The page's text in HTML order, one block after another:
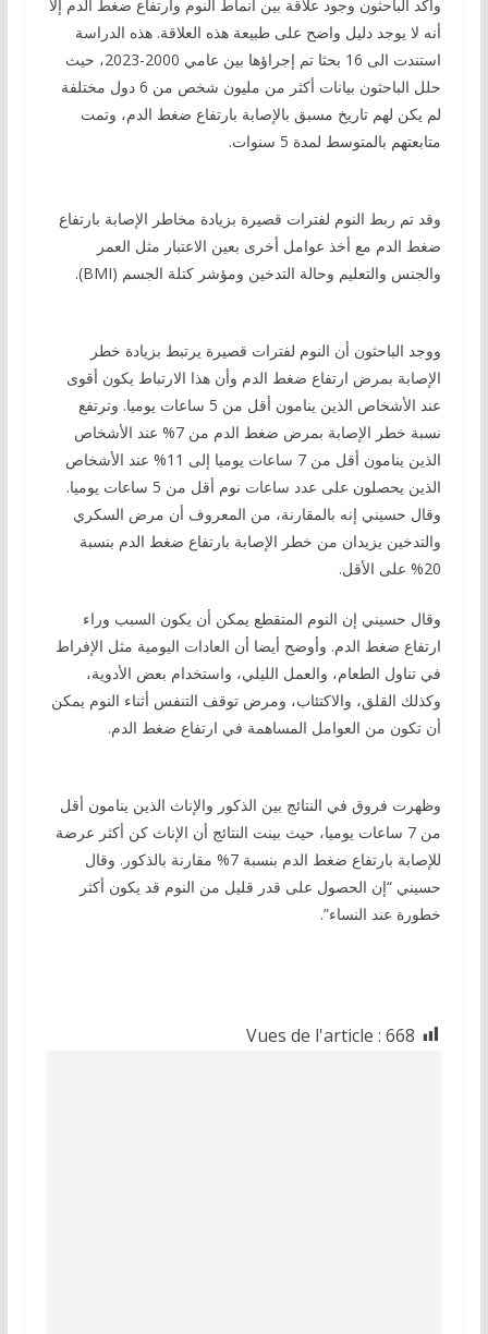
واكد الباحثون وجود علاقة بين أنماط النوم وارتفاع ضغط الدم إلا
أنه لا يوجد دليل واضح على طبيعة هذه العلاقة. هذه الدراسة
استندت الى 16 بحثا تم إجراؤها بين عامي 2000-2023، حيث
حلل الباحثون بيانات أكثر من مليون شخص من 6 دول مختلفة
لم يكن لهم تاريخ مسبق بالإصابة بارتفاع ضغط الدم، وتمت
متابعتهم بالمتوسط لمدة 5 سنوات.
وقد تم ربط النوم لفترات قصيرة بزيادة مخاطر الإصابة بارتفاع
ضغط الدم مع أخذ عوامل أخرى بعين الاعتبار مثل العمر
والجنس والتعليم وحالة التدخين ومؤشر كتلة الجسم (BMI).
ووجد الباحثون أن النوم لفترات قصيرة يرتبط بزيادة خطر
الإصابة بمرض ارتفاع ضغط الدم وأن هذا الارتباط يكون أقوى
عند الأشخاص الذين ينامون أقل من 5 ساعات يوميا. وترتفع
نسبة خطر الإصابة بمرض ضغط الدم من 7% عند الأشخاص
الذين ينامون أقل من 7 ساعات يوميا إلى 11% عند الأشخاص
الذين يحصلون على عدد ساعات نوم أقل من 5 ساعات يوميا.
وقال حسيني إنه بالمقارنة، من المعروف أن مرض السكري
والتدخين يزيدان من خطر الإصابة بارتفاع ضغط الدم بنسبة
20% على الأقل.
وقال حسيني إن النوم المتقطع يمكن أن يكون السبب وراء
ارتفاع ضغط الدم. وأوضح أيضا أن العادات اليومية مثل الإفراط
في تناول الطعام، والعمل الليلي، واستخدام بعض الأدوية،
وكذلك القلق، والاكتئاب، ومرض توقف التنفس أثناء النوم يمكن
أن تكون من العوامل المساهمة في ارتفاع ضغط الدم.
وظهرت فروق في النتائج بين الذكور والإناث الذين ينامون أقل
من 7 ساعات يوميا، حيث بينت النتائج أن الإناث كن أكثر عرضة
للإصابة بارتفاع ضغط الدم بنسبة 7% مقارنة بالذكور. وقال
حسيني “إن الحصول على قدر قليل من النوم قد يكون أكثر
خطورة عند النساء”.
Vues de l'article : 668